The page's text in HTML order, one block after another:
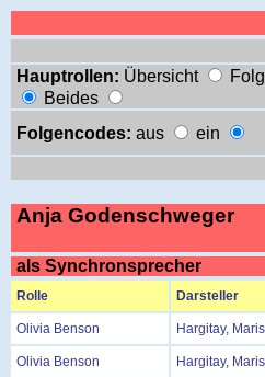
Hauptrollen: Übersicht
Beides
Folgencodes: aus ein
Anja Godenschweger
als Synchronsprecher
Rolle Darsteller
Olivia Benson Hargitay,
Olivia Benson Hargitay,